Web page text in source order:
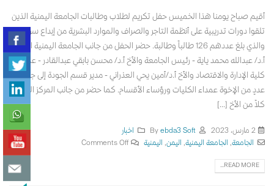
أقيم صباح يومنا هذا الخميس حفل تكريم لطلاب وطالبات الجامعة اليمنية الذين
تلقوا دورات تدريبية على أنظمة التاجر والصراف والموارد البشرية من إبداع سوفت
والذي بلغ عددهم 126 طالباً وطالبة. حضر الحفل من جانب الجامعة اليمنية الأخ
أ.د/ عبدالله محمد ياية - رئيس الجامعة والأخ أ.د/ محسن بابقي عبدالقادر - عميد
كلية الإدارة والاقتصاد والأخ أ.د/أمين يحي العذراني - مدير قسم الجودة إلى جانب
عددٍ من الإخوة عمداء الكليات ورؤساء الأقسام. كما حضر من جانب المركز التدريبي
كلاً من الأخ [...]
2 مارس، 2023 By
ebda3 Soft
اخبار
الجامعة, الجامعة اليمنية, اليمن, اليمنية Comments Off
READ MORE...